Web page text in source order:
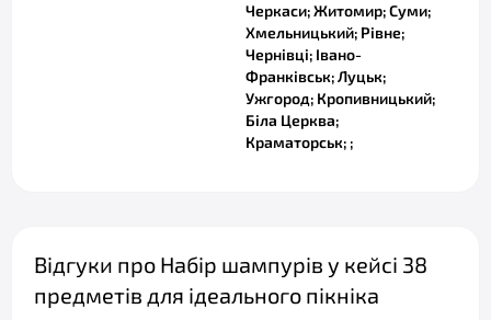
Черкаси; Житомир; Суми;
Хмельницький; Рівне;
Чернівці; Івано-
Франківськ; Луцьк;
Ужгород; Кропивницький;
Біла Церква;
Краматорськ; ;
Відгуки про Набір шампурів у кейсі 38
предметів для ідеального пікніка